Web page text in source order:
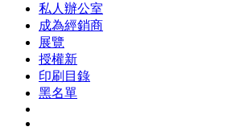
私人辦公室
成為經銷商
展覽
授權新
印刷目錄
黑名單